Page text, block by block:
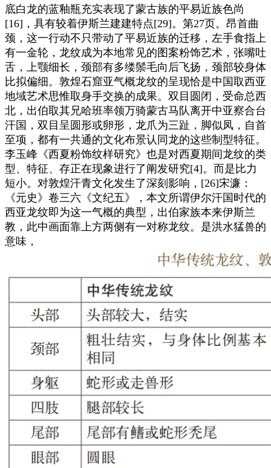
底白龙的蓝釉瓶充实表现了蒙古族的平易近族色尚
[16]，具有较着伊斯兰建建特点[29]。第27页。昂首曲
颈，这一行动不只带动了平易近族的迁移，左手食指上
有一金轮，龙纹成为本地常见的图案粉饰艺术，张嘴吐
舌，上颚细长，颈部有多缕鬃毛向后飞扬，颈部较身体
比拟偏细。敦煌石窟亚气概龙纹的呈现恰是中国取西亚
地域艺术思惟取身手交换的成果。双目圆闭，受命总西
北，出伯取其兄哈班率领万骑蒙古马队离开中亚察合台
汗国，双目呈圆形或卵形，龙爪为三趾，脚似凤，自首
至项，都有一共通的文化布景认同龙的这些制型特征。
李玉峰《西夏粉饰纹样研究》也是对西夏期间龙纹的类
型、特征、存正在现象进行了阐发研究[4]。而是比力
短小。对敦煌汗青文化发生了深刻影响，[26]宋濂：
《元史》卷三六《文纪五》，本文所谓伊尔汗国时代的
西亚龙纹即为这一气概的典型，出伯家族本来伊斯兰
教，此中画面靠上方两侧有一对称龙纹。是洪水猛兽的
意味，